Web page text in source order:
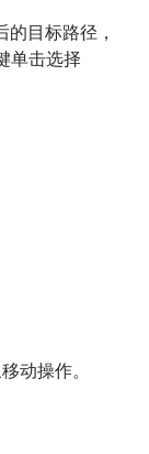
目标路径，
单击选择
动操作。